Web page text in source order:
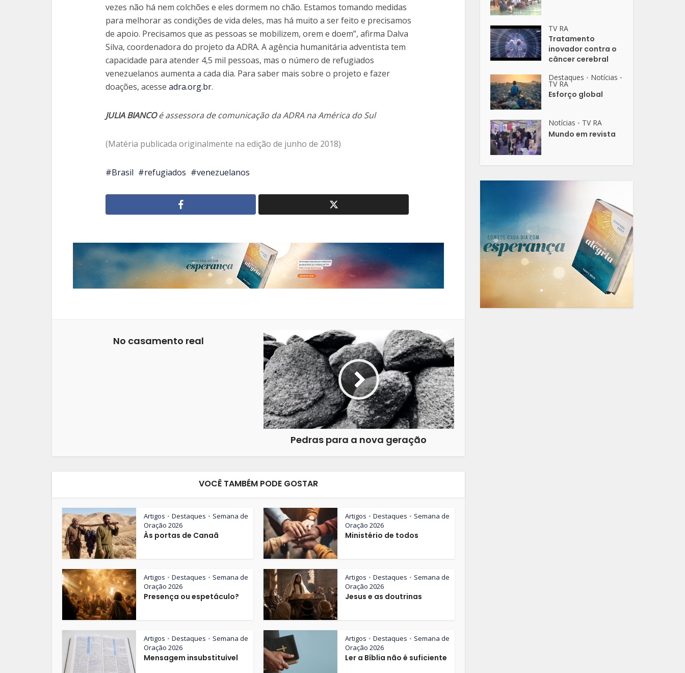
vezes não há nem colchões e eles dormem no chão. Estamos tomando medidas
para melhorar as condições de vida deles, mas há muito a ser feito e precisamos
de apoio. Precisamos que as pessoas se mobilizem, orem e doem”, afirma Dalva
Silva, coordenadora do projeto da ADRA. A agência humanitária adventista tem
capacidade para atender 4,5 mil pessoas, mas o número de refugiados
venezuelanos aumenta a cada dia. Para saber mais sobre o projeto e fazer
doações, acesse adra.org.br.
JULIA BIANCOé assessora de comunicação da ADRA na América do Sul
(Matéria publicada originalmente na edição de junho de 2018)
Brasil refugiados venezuelanos
No casamento real
Pedras para a nova geração
VOCÊ TAMBÉM PODE GOSTAR
Artigos • Destaques • Semana de
Oração 2026
Às portas de Canaã
Artigos • Destaques • Semana de
Oração 2026
Ministério de todos
Artigos • Destaques • Semana de
Oração 2026
Presença ou espetáculo?
Artigos • Destaques • Semana de
Oração 2026
Jesus e as doutrinas
Artigos • Destaques • Semana de
Oração 2026
Mensagem insubstituível
Artigos • Destaques • Semana de
Oração 2026
Ler a Bíblia não é suficiente
TV RA
Tratamento
inovador contra o
câncer cerebral
Destaques • Notícias •
TV RA
Esforço global
Notícias • TV RA
Mundo em revista